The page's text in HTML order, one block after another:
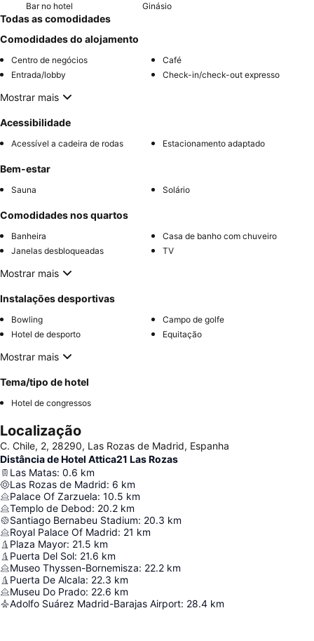
Bar no hotel Ginásio
Todas as comodidades
Comodidades do alojamento
Centro de negócios
Café
Entrada/lobby
Check-in/check-out expresso
Mostrar mais
Acessibilidade
Acessível a cadeira de rodas Estacionamento adaptado
Bem-estar
Sauna Solário
Comodidades nos quartos
Banheira
Casa de banho com chuveiro
Janelas desbloqueadas
TV
Mostrar mais
Instalações desportivas
Bowling
Campo de golfe
Hotel de desporto
Equitação
Mostrar mais
Tema/tipo de hotel
Hotel de congressos
Localização
C. Chile, 2, 28290, Las Rozas de Madrid, Espanha
Distância de Hotel Attica21 Las Rozas
Las Matas: 0.6 km
Las Rozas de Madrid: 6 km
Palace Of Zarzuela: 10.5 km
Templo de Debod: 20.2 km
Santiago Bernabeu Stadium: 20.3 km
Royal Palace Of Madrid: 21 km
Plaza Mayor: 21.5 km
Puerta Del Sol: 21.6 km
Museo Thyssen-Bornemisza: 22.2 km
Puerta De Alcala: 22.3 km
Museu Do Prado: 22.6 km
Adolfo Suárez Madrid-Barajas Airport: 28.4 km